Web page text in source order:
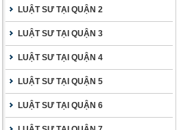
LUẬT SƯ TẠI QUẬN 2
LUẬT SƯ TẠI QUẬN 3
LUẬT SƯ TẠI QUẬN 4
LUẬT SƯ TẠI QUẬN 5
LUẬT SƯ TẠI QUẬN 6